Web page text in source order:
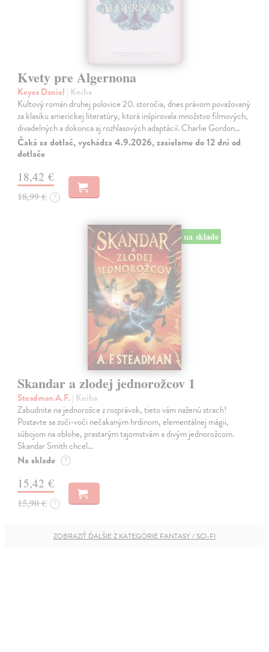
Kvety pre Algernona
Keyes Daniel | Kniha
Kultový román druhej polovice 20. storočia, dnes právom považovaný
za klasiku americkej literatúry, ktorá inšpirovala množstvo filmových,
divadelných a dokonca aj rozhlasových adaptácií. Charlie Gordon…
Čaká sa dotlač, vychádza 4.9.2026, zasielame do 12 dní od
dotlače
18,42 €
18,99 € ?
na sklade
Skandar a zlodej jednorožcov 1
Steadman A.F. | Kniha
Zabudnite na jednorožce z rozprávok, tieto vám naženú strach!
Postavte sa zoči-voči nečakaným hrdinom, elementálnej mágii,
súbojom na oblohe, prastarým tajomstvám a divým jednorožcom.
Skandar Smith chcel…
Na sklade ?
15,42 €
15,90 € ?
ZOBRAZIŤ ĎALŠIE Z KATEGÓRIE FANTASY / SCI-FI